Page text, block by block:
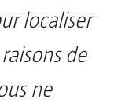
localiser
de
ne